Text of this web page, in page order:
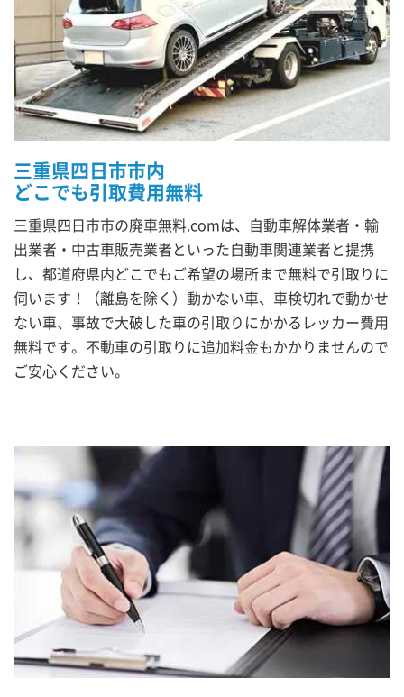
三重県四日市市内
どこでも引取費用無料
三重県四日市市の廃車無料.comは、自動車解体業者・輸
出業者・中古車販売業者といった自動車関連業者と提携
し、都道府県内どこでもご希望の場所まで無料で引取りに
伺います！（離島を除く）動かない車、車検切れで動かせ
ない車、事故で大破した車の引取りにかかるレッカー費用
無料です。不動車の引取りに追加料金もかかりませんので
ご安心ください。